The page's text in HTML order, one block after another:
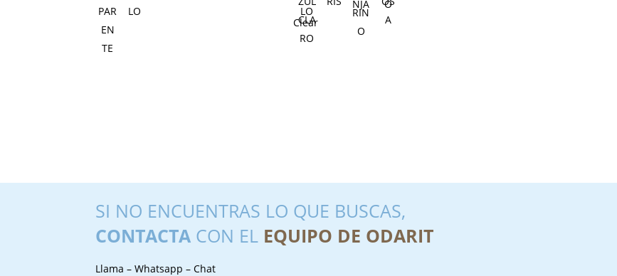
Clear
SI NO ENCUENTRAS LO QUE BUSCAS,
CONTACTA CON EL EQUIPO DE ODARIT
Llama – Whatsapp – Chat